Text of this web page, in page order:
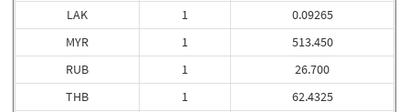
LAK
MYR
RUB
THB
1
1
1
1
0.09265
513.450
26.700
62.4325